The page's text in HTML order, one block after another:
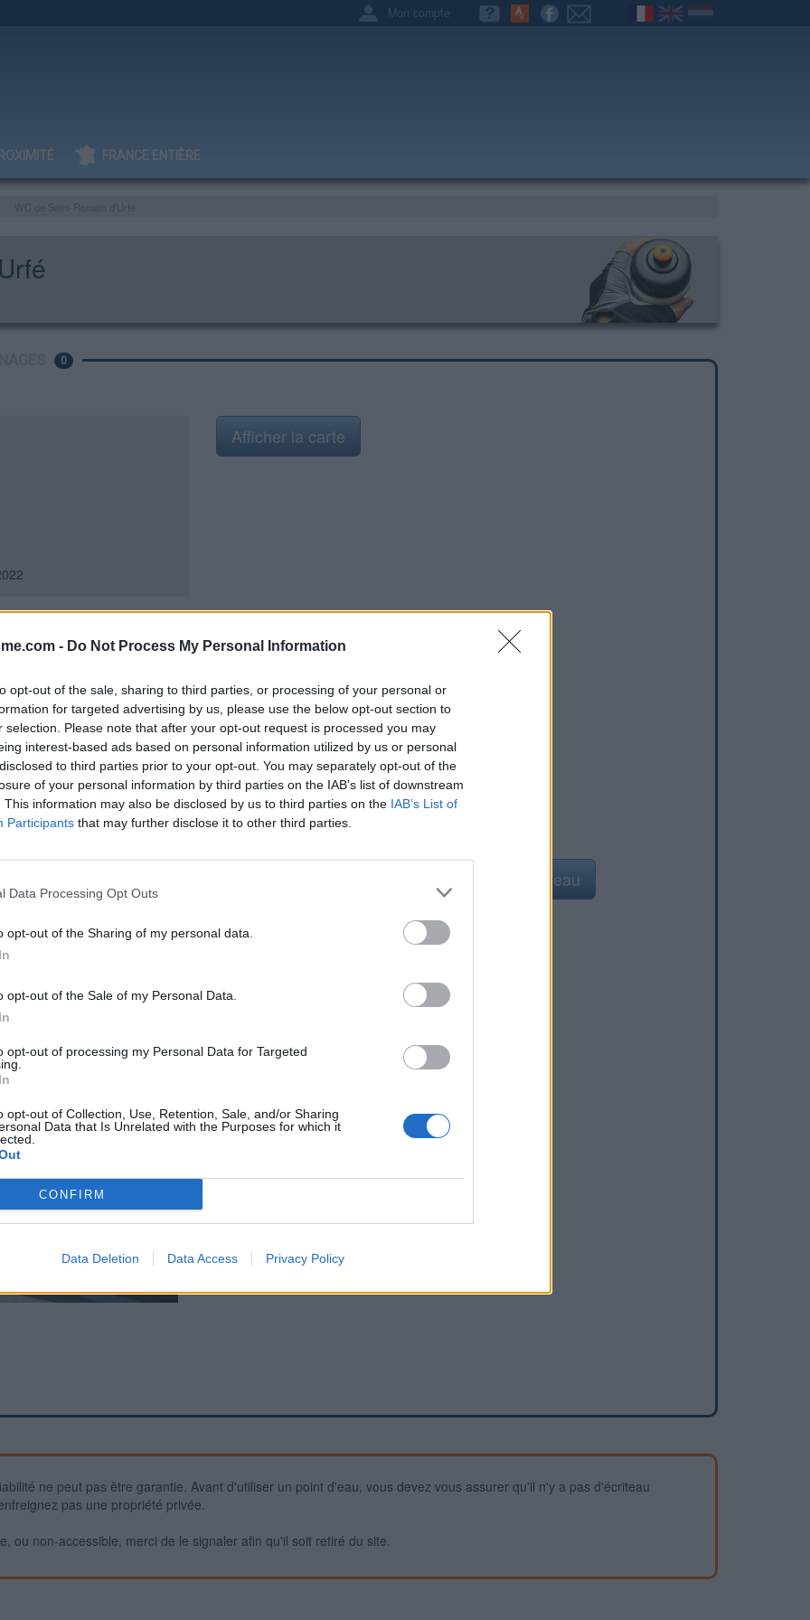
- Do Not Process My Personal Information
opt-out of the sale, sharing to third parties, or processing of your personal or
for targeted advertising by us, please use the below opt-out section to
selection. Please note that after your opt-out request is processed you may
interest-based ads based on personal information utilized by us or personal
to third parties prior to your opt-out. You may separately opt-out of the
of your personal information by third parties on the IAB’s list of downstream
This information may also be disclosed by us to third parties on the IAB’s List of
Participants that may further disclose it to other third parties.
Data Processing Opt Outs
opt-out of the Sharing of my personal data.
opt-out of the Sale of my Personal Data.
opt-out of processing my Personal Data for Targeted
opt-out of Collection, Use, Retention, Sale, and/or Sharing
Data that Is Unrelated with the Purposes for which it
CONFIRM
Data Deletion Data Access Privacy Policy
Mon compte
FRANCE ENTIÈRE
0
de l'aire de jeux et des
de la D86. Sur la D86 en
marquant le début du
la flèche ''WC public''
des toilettes (cela ne se
Le chalet en bois des
implanté côté gauche de la rue
en contrebas côté droit).
on en sort 80 mètres plus
vers la droite et on finit
sur 40 mètres (rue du
en direction de Champoly
sur la D44.
Afficher la carte
Ajouter un point d'eau
ne peut pas être garantie. Avant d'utiliser un point d'eau, vous devez vous assurer qu'il n'y a pas d'écriteau
pas une propriété privée.
ou non-accessible, merci de le signaler afin qu'il soit retiré du site.